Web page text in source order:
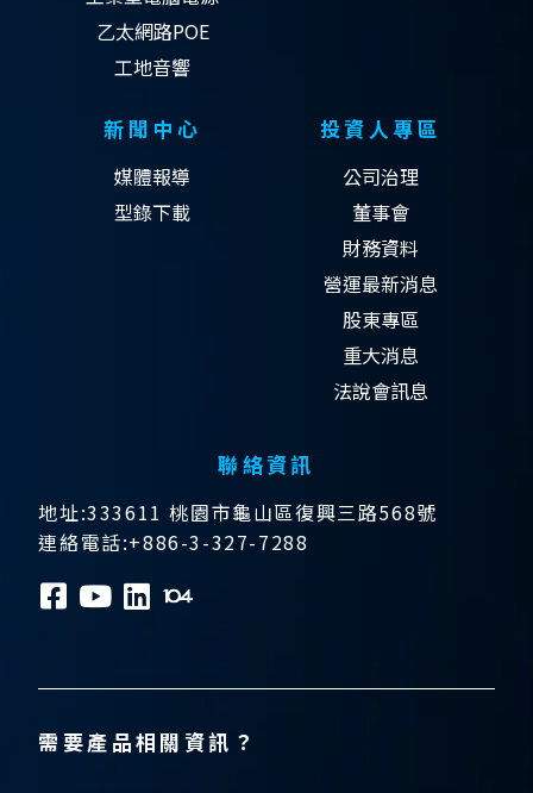
乙太網路POE
工地音響
新聞中心
媒體報導
型錄下載
投資人專區
公司治理
董事會
財務資料
營運最新消息
股東專區
重大消息
法說會訊息
聯絡資訊
地址:333611 桃園市龜山區復興三路568號
連絡電話:+886-3-327-7288
需要產品相關資訊？